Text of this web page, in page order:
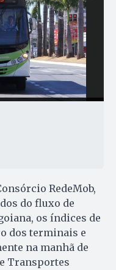
RedeMob,
do fluxo de
os índices de
dos terminais e
na manhã de
Transportes